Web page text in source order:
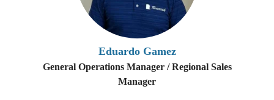
Eduardo Gamez
General Operations Manager / Regional Sales
Manager